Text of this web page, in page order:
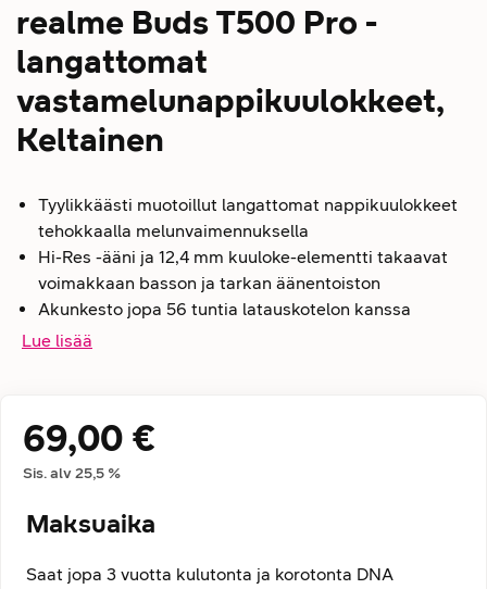
realme Buds T500 Pro -
langattomat
vastamelunappikuulokkeet,
Keltainen
Tyylikkäästi muotoillut langattomat nappikuulokkeet
tehokkaalla melunvaimennuksella
Hi-Res -ääni ja 12,4 mm kuuloke-elementti takaavat
voimakkaan basson ja tarkan äänentoiston
Akunkesto jopa 56 tuntia latauskotelon kanssa
Lue lisää
Hintatiedot
69,00 €
Sis. alv25,5 %
Maksuaika
Saat jopa 3 vuotta kulutonta ja korotonta DNA